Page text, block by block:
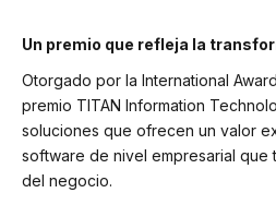
Un premio que refleja la
Otorgado por la International
premio TITAN Information
soluciones que ofrecen un valor
software de nivel empresarial que
del negocio.